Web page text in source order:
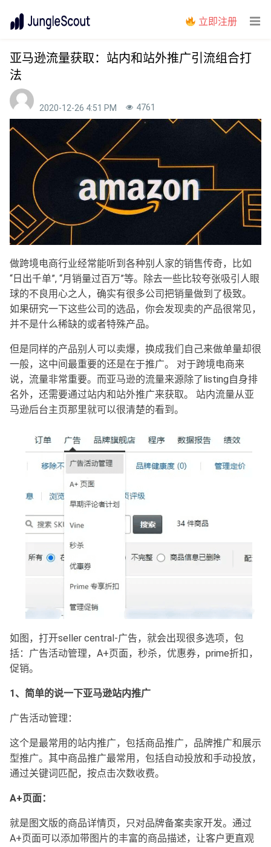
立即注册
亚马逊流量获取：站内和站外推广引流组合打
法
2020-12-26 4:51 PM 4761
做跨境电商行业经常能听到各种别人家的销售传奇，比如
“日出千单”, “月销量过百万”等。除去一些比较夸张吸引人眼
球的不良用心之人，确实有很多公司把销量做到了极致。
如果研究一下这些公司的选品，你会发现卖的产品很常见，
并不是什么稀缺的或者特殊产品。
但是同样的产品别人可以卖爆，换成我们自己来做单量却很
一般，这中间最重要的还是在于推广。 对于跨境电商来
说，流量非常重要。而亚马逊的流量来源除了listing自身排
名外，还需要通过站内和站外推广来获取。 站内流量从亚
马逊后台主页那里就可以很清楚的看到。
如图，打开seller central-广告，就会出现很多选项，包
括：广告活动管理，A+页面，秒杀，优惠券，prime折扣，
促销。
1、简单的说一下亚马逊站内推广
广告活动管理：
这个是最常用的站内推广，包括商品推广，品牌推广和展示
型推广。其中商品推广最常用，包括自动投放和手动投放，
通过关键词匹配，按点击次数收费。
A+页面：
就是图文版的商品详情页，只对品牌备案卖家开发。通过
A+页面可以添加带图片的丰富的商品描述，让客户更直观